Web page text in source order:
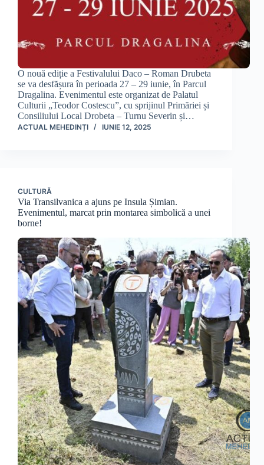
O nouă ediție a Festivalului Daco – Roman Drubeta
se va desfășura în perioada 27 – 29 iunie, în Parcul
Dragalina. Evenimentul este organizat de Palatul
Culturii „Teodor Costescu”, cu sprijinul Primăriei și
Consiliului Local Drobeta – Turnu Severin și…
ACTUAL MEHEDINȚI IUNIE 12, 2025
CULTURĂ
Via Transilvanica a ajuns pe Insula Șimian.
Evenimentul, marcat prin montarea simbolică a unei
borne!